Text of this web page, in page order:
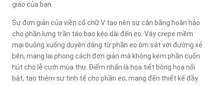
giáo của bạn.
Sự đơn giản của viền cổ chữ V tạo nên sự cân bằng hoàn hảo
cho phần lưng trần táo bạo kéo dài đến eo. Váy crepe mềm
mại buông xuống duyên dáng từ phần eo ôm sát với đường xẻ
bên, mang lại phong cách đơn giản mà không kém phần cuốn
hút cho lễ cưới mùa thu. Điểm nhấn là họa tiết bông hoa nổi
bật, tạo thêm sự tinh tế cho phần eo, mang đến thiết kế đầy